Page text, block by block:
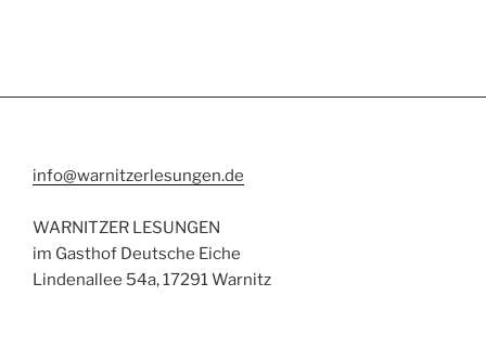
info@warnitzerlesungen.de
WARNITZER LESUNGEN
im Gasthof Deutsche Eiche
Lindenallee 54a, 17291 Warnitz